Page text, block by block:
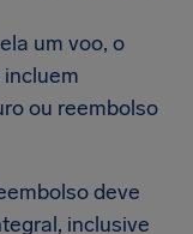
um voo, o
ou reembolso
deve
inclusive